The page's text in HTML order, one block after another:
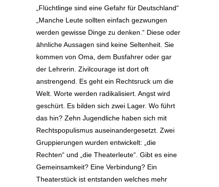
„Flüchtlinge sind eine Gefahr für Deutschland“
„Manche Leute sollten einfach gezwungen
werden gewisse Dinge zu denken.“ Diese oder
ähnliche Aussagen sind keine Seltenheit. Sie
kommen von Oma, dem Busfahrer oder gar
der Lehrerin. Zivilcourage ist dort oft
anstrengend. Es geht ein Rechtsruck um die
Welt. Worte werden radikalisiert. Angst wird
geschürt. Es bilden sich zwei Lager. Wo führt
das hin? Zehn Jugendliche haben sich mit
Rechtspopulismus auseinandergesetzt. Zwei
Gruppierungen wurden entwickelt: „die
Rechten“ und „die Theaterleute“. Gibt es eine
Gemeinsamkeit? Eine Verbindung? Ein
Theaterstück ist entstanden welches mehr